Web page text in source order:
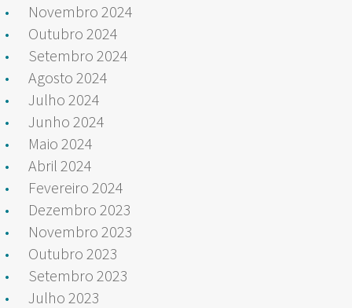
Novembro 2024
Outubro 2024
Setembro 2024
Agosto 2024
Julho 2024
Junho 2024
Maio 2024
Abril 2024
Fevereiro 2024
Dezembro 2023
Novembro 2023
Outubro 2023
Setembro 2023
Julho 2023